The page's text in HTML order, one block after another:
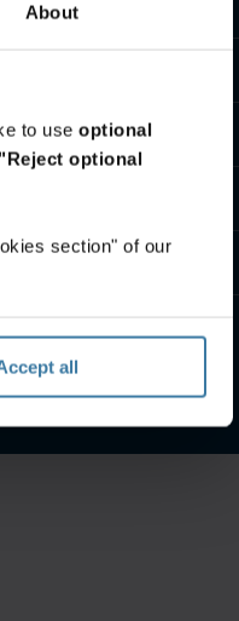
About
to use optional
"Reject optional
section" of our
all